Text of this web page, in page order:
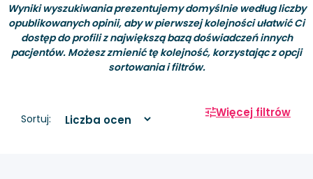
Wyniki wyszukiwania prezentujemy domyślnie według liczby
opublikowanych opinii, aby w pierwszej kolejności ułatwić Ci
dostęp do profili z największą bazą doświadczeń innych
pacjentów. Możesz zmienić tę kolejność, korzystając z opcji
sortowania i filtrów.
Sortuj: Więcej filtrów